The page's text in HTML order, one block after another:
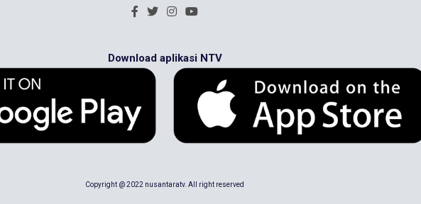
Download aplikasi NTV
Copyright @ 2022 nusantaratv. All right reserved